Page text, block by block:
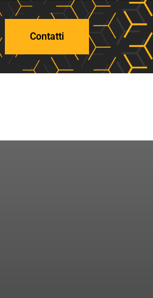
Contatti